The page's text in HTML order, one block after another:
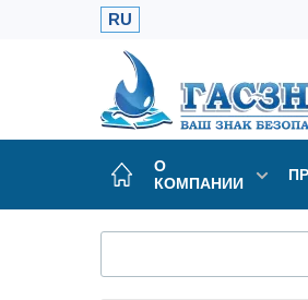
RU
О
КОМПАНИИ